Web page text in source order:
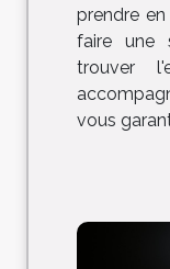
prendre
faire une
trouver
vous